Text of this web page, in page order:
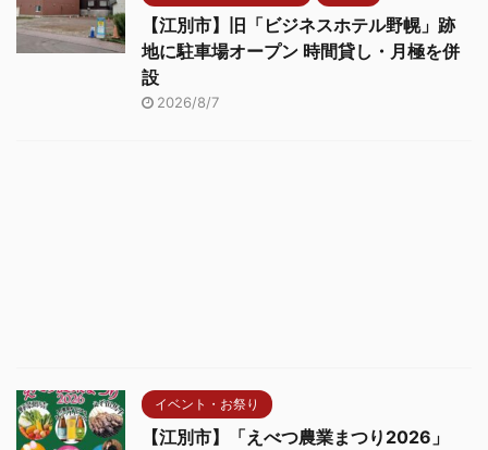
【江別市】旧「ビジネスホテル野幌」跡
地に駐車場オープン 時間貸し・月極を併
設
2026/8/7
イベント・お祭り
【江別市】「えべつ農業まつり2026」